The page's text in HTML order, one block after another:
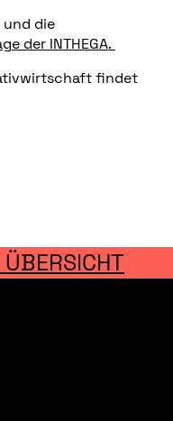
die
der INTHEGA.
findet